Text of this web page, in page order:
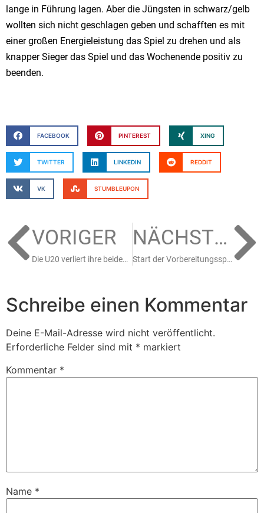
lange in Führung lagen. Aber die Jüngsten in schwarz/gelb
wollten sich nicht geschlagen geben und schafften es mit
einer großen Energieleistung das Spiel zu drehen und als
knapper Sieger das Spiel und das Wochenende positiv zu
beenden.
FACEBOOK PINTEREST XING
TWITTER LINKEDIN REDDIT
VK STUMBLEUPON
VORIGER
Die U20 verliert ihre beiden Testspiele gegen Titelfavorit Köln knapp
NÄCHSTER
Start der Vorbereitungsspiele für die U23 – Ticketverkauf läuft an
Schreibe einen Kommentar
Deine E-Mail-Adresse wird nicht veröffentlicht.
Erforderliche Felder sind mit * markiert
Kommentar *
Name *